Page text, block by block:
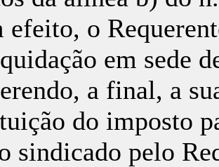
efeito, o
em sede
a final, a
do imposto
sindicado pelo